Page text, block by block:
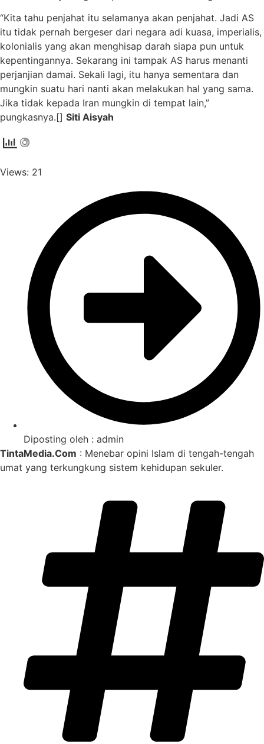
“Kita tahu penjahat itu selamanya akan penjahat. Jadi AS
itu tidak pernah bergeser dari negara adi kuasa, imperialis,
kolonialis yang akan menghisap darah siapa pun untuk
kepentingannya. Sekarang ini tampak AS harus menanti
perjanjian damai. Sekali lagi, itu hanya sementara dan
mungkin suatu hari nanti akan melakukan hal yang sama.
Jika tidak kepada Iran mungkin di tempat lain,”
pungkasnya.[] Siti Aisyah
Views: 21
Diposting oleh : admin
TintaMedia.Com : Menebar opini Islam di tengah-tengah
umat yang terkungkung sistem kehidupan sekuler.